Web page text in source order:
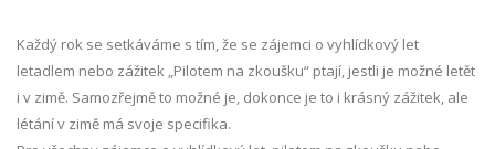
Každý rok se setkáváme s tím, že se zájemci o vyhlídkový let
letadlem nebo zážitek „Pilotem na zkoušku“ ptají, jestli je možné letět
i v zimě. Samozřejmě to možné je, dokonce je to i krásný zážitek, ale
létání v zimě má svoje specifika.